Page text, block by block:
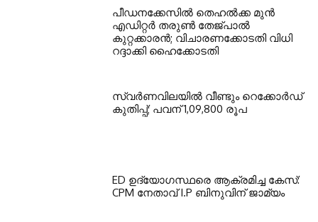
പീഡനക്കേസിൽ തെഹൽക്ക മുൻ
എഡിറ്റർ തരുൺ തേജ്പാൽ
കുറ്റക്കാരൻ; വിചാരണക്കോടതി വിധി
റദ്ദാക്കി ഹൈക്കോടതി
സ്വർണവിലയിൽ വീണ്ടും റെക്കോർഡ്
കുതിപ്പ്; പവന് 1,09,800 രൂപ
ED ഉദ്യോഗസ്ഥരെ ആക്രമിച്ച കേസ്:
CPM നേതാവ് I.P ബിനുവിന് ജാമ്യം